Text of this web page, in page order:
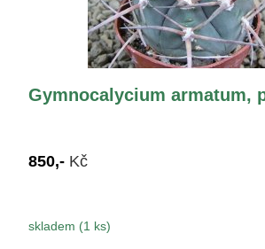
Gymnocalycium armatum,
850,- Kč
skladem (1 ks)